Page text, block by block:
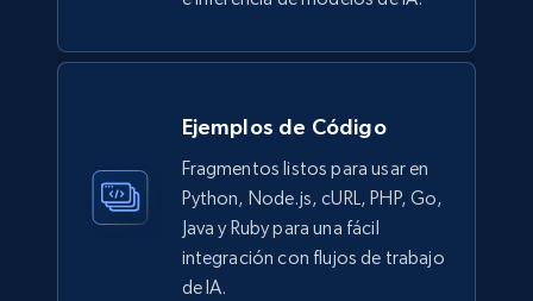
151+
Walmart sellers info
Ejemplos de Código
Fragmentos listos para usar en
Python, Node.js, cURL, PHP, Go,
Java y Ruby para una fácil
integración con flujos de trabajo
de IA.